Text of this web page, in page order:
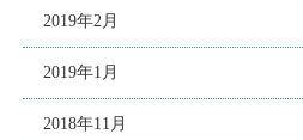
2019年2月
2019年1月
2018年11月